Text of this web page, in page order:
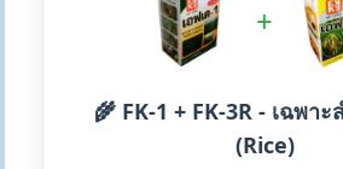
+
🌾 FK-1 + FK-3R - เฉพา
(Rice)